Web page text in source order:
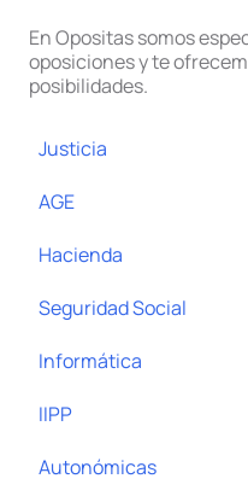
En Opositas somos
oposiciones y te
posibilidades.
Justicia
AGE
Hacienda
Seguridad Social
Informática
IIPP
Autonómicas